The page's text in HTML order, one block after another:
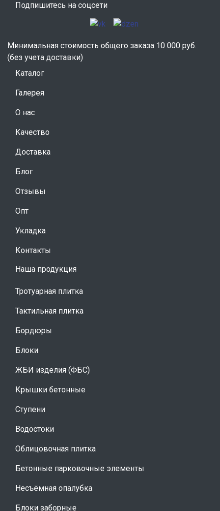
Подпишитесь на соцсети
Минимальная стоимость общего заказа 10 000 руб.
(без учета доставки)
Каталог
Галерея
О нас
Качество
Доставка
Блог
Отзывы
Опт
Укладка
Контакты
Наша продукция
Тротуарная плитка
Тактильная плитка
Бордюры
Блоки
ЖБИ изделия (ФБС)
Крышки бетонные
Ступени
Водостоки
Облицовочная плитка
Бетонные парковочные элементы
Несъёмная опалубка
Блоки заборные